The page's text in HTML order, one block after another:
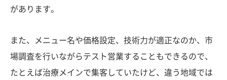
があります。
また、メニュー名や価格設定、技術力が適正なのか、市
場調査を行いながらテスト営業することもできるので、
たとえば治療メインで集客していたけど、違う地域では